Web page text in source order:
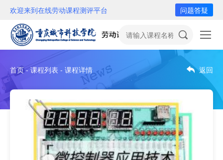
欢迎来到在线劳动课程测评平台 问题答疑
首页 - 课程列表 - 课程详情 返回